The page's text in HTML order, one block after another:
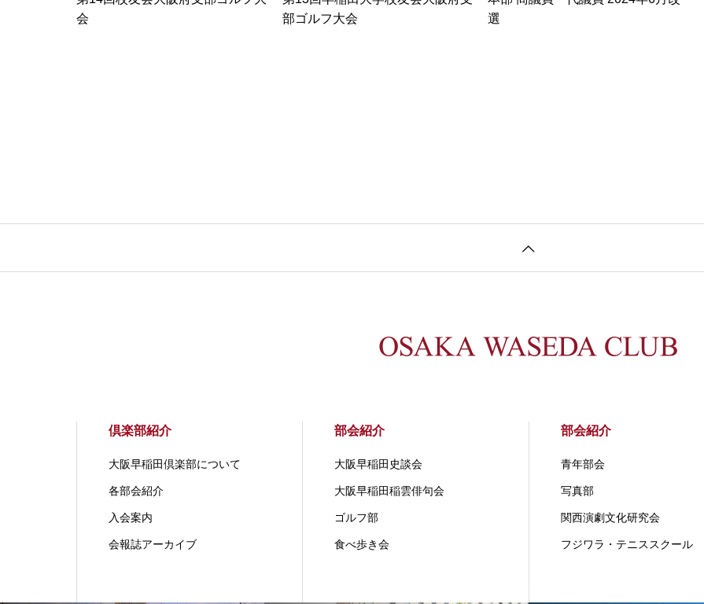
会
部ゴルフ大会
選
倶楽部紹介
大阪早稲田倶楽部について
各部会紹介
入会案内
会報誌アーカイブ
部会紹介
大阪早稲田史談会
大阪早稲田稲雲俳句会
ゴルフ部
食べ歩き会
部会紹介
青年部会
写真部
関⻄演劇⽂化研究会
フジワラ・テニススクール